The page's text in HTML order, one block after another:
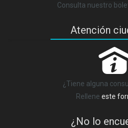
Consulta nuestro
Atención
¿Tiene alguna
Rellene este
¿No lo